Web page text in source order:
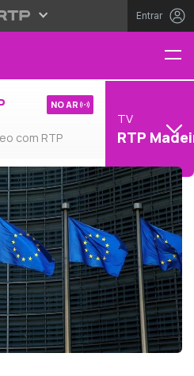
Entrar
com RTP
NO AR
TV
RTP